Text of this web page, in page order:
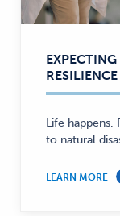
Life
to natural
LEARN MORE